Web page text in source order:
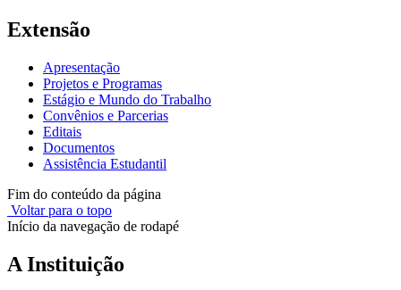
Extensão
Apresentação
Projetos e Programas
Estágio e Mundo do Trabalho
Convênios e Parcerias
Editais
Documentos
Assistência Estudantil
Fim do conteúdo da página
Voltar para o topo
Início da navegação de rodapé
A Instituição